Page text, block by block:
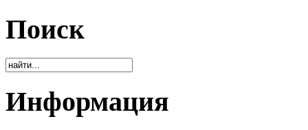
Поиск
Информация